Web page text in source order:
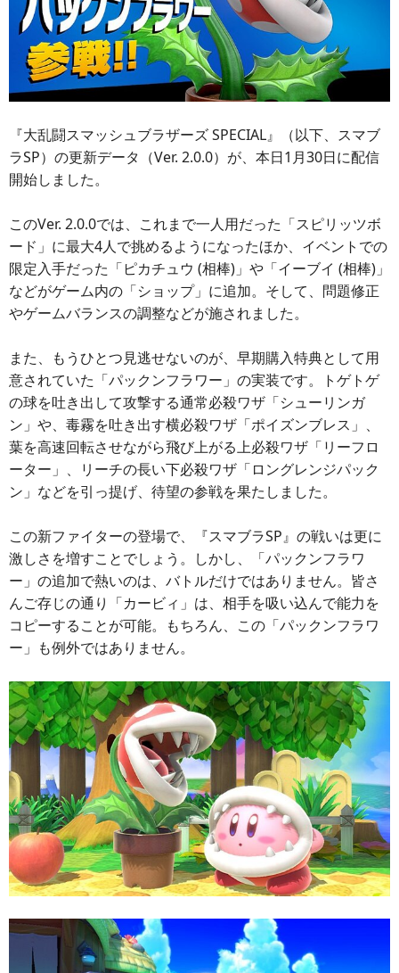
『大乱闘スマッシュブラザーズ SPECIAL』（以下、スマブ
ラSP）の更新データ（Ver. 2.0.0）が、本日1月30日に配信
開始しました。
このVer. 2.0.0では、これまで一人用だった「スピリッツボ
ード」に最大4人で挑めるようになったほか、イベントでの
限定入手だった「ピカチュウ (相棒)」や「イーブイ (相棒)」
などがゲーム内の「ショップ」に追加。そして、問題修正
やゲームバランスの調整などが施されました。
また、もうひとつ見逃せないのが、早期購入特典として用
意されていた「パックンフラワー」の実装です。トゲトゲ
の球を吐き出して攻撃する通常必殺ワザ「シューリンガ
ン」や、毒霧を吐き出す横必殺ワザ「ポイズンブレス」、
葉を高速回転させながら飛び上がる上必殺ワザ「リーフロ
ーター」、リーチの長い下必殺ワザ「ロングレンジパック
ン」などを引っ提げ、待望の参戦を果たしました。
この新ファイターの登場で、『スマブラSP』の戦いは更に
激しさを増すことでしょう。しかし、「パックンフラワ
ー」の追加で熱いのは、バトルだけではありません。皆さ
んご存じの通り「カービィ」は、相手を吸い込んで能力を
コピーすることが可能。もちろん、この「パックンフラワ
ー」も例外ではありません。